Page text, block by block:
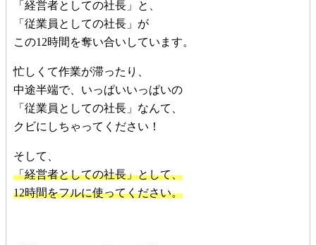
「経営者としての社長」と、
「従業員としての社長」が
この12時間を奪い合いしています。
忙しくて作業が滞ったり、
中途半端で、いっぱいいっぱいの
「従業員としての社長」なんて、
クビにしちゃってください！
そして、
「経営者としての社長」として、
12時間をフルに使ってください。